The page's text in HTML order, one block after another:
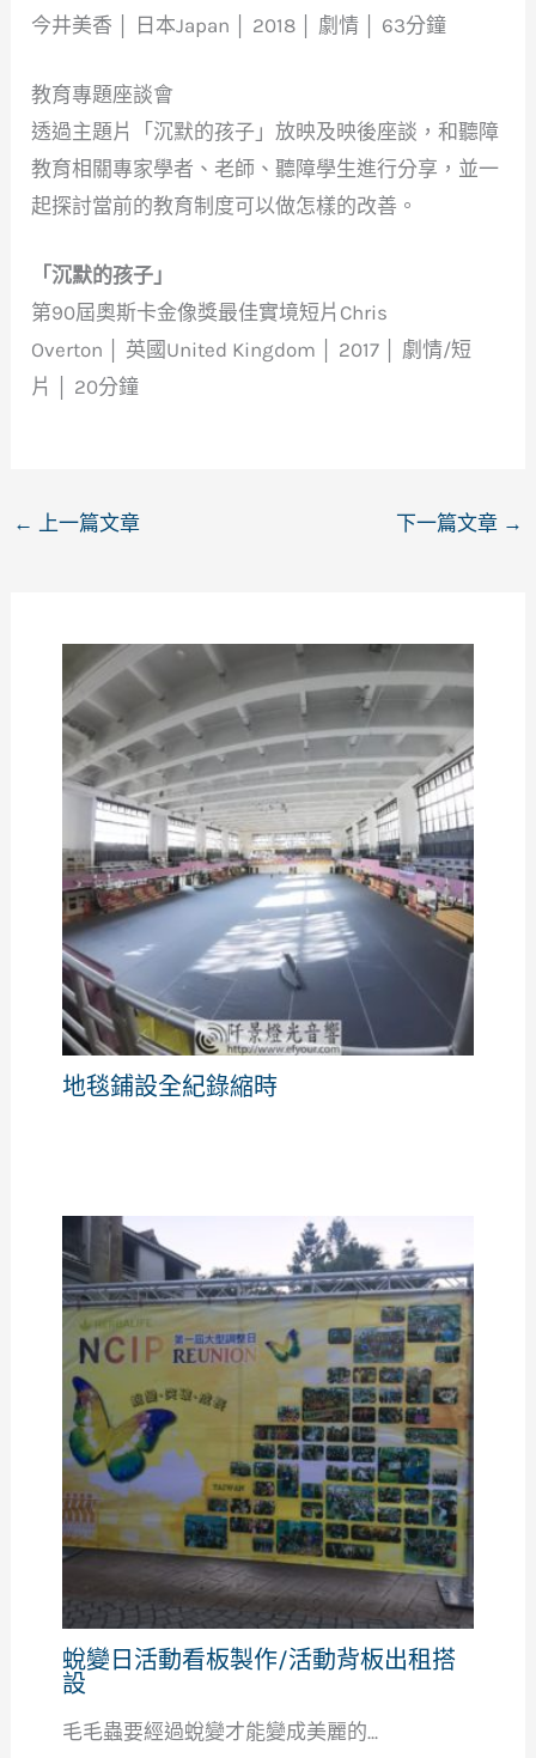
今井美香 │ 日本Japan │ 2018 │ 劇情 │ 63分鐘
教育專題座談會
透過主題片「沉默的孩子」放映及映後座談，和聽障
教育相關專家學者、老師、聽障學生進行分享，並一
起探討當前的教育制度可以做怎樣的改善。
「沉默的孩子」
第90屆奧斯卡金像獎最佳實境短片Chris
Overton │ 英國United Kingdom │ 2017 │ 劇情/短
片 │ 20分鐘
← 上一篇文章 下一篇文章 →
地毯鋪設全紀錄縮時
蛻變日活動看板製作/活動背板出租搭
設
毛毛蟲要經過蛻變才能變成美麗的...